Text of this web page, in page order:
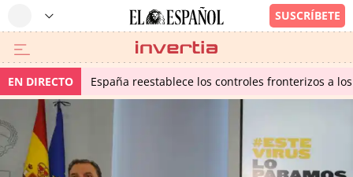
EN DIRECTO España reestablece los controles fronterizos a